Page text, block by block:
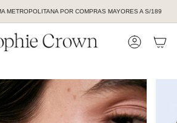
METROPOLITANA POR COMPRAS MAYORES A S/189
CUENTA